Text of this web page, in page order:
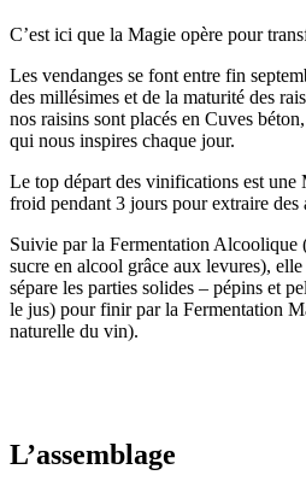
C’est ici que la Magie opère pour
Les vendanges se font entre fin
des millésimes et de la maturité des
nos raisins sont placés en Cuves
qui nous inspires chaque jour.
Le top départ des vinifications est une
froid pendant 3 jours pour extraire des
Suivie par la Fermentation Alcoolique
sucre en alcool grâce aux levures),
sépare les parties solides – pépins et
le jus) pour finir par la Fermentation
naturelle du vin).
L’assemblage